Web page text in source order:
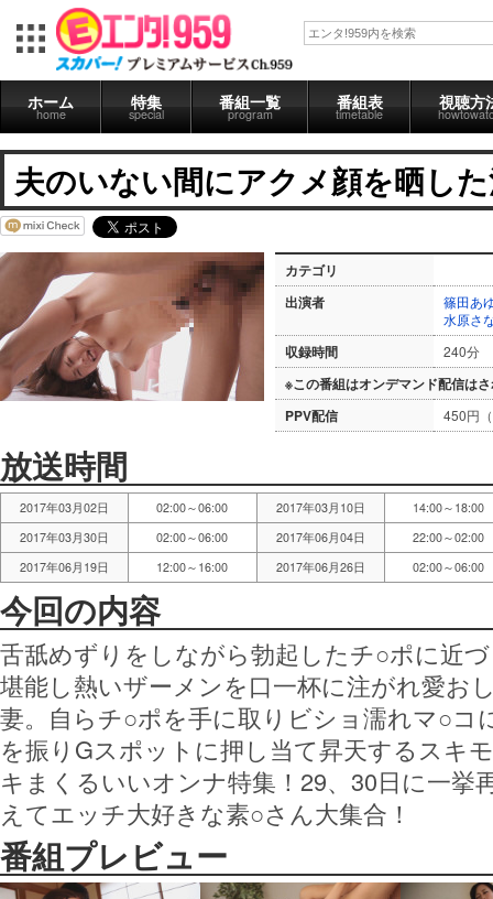
ホーム
home
特集
special
番組一覧
program
番組表
timetable
視聴方
夫のいない間にアクメ顔を晒し
カテゴリ
出演者
篠田あ
水原さ
収録時間 240分
※この番組はオンデマンド配信は
PPV配信
450円
放送時間
2017年03月02日 02:00～06:00 2017年03月10日
14:00～18:00
2017年03月30日
02:00～06:00 2017年06月04日
22:00～02:00
2017年06月19日
12:00～16:00 2017年06月26日 02:00～06:00
今回の内容
舌舐めずりをしながら勃起したチ○ポに近
堪能し熱いザーメンを口一杯に注がれ愛お
妻。自らチ○ポを手に取りビショ濡れマ○コ
を振りGスポットに押し当て昇天するスキ
キまくるいいオンナ特集！29、30日に一挙
えてエッチ大好きな素○さん大集合！
番組プレビュー